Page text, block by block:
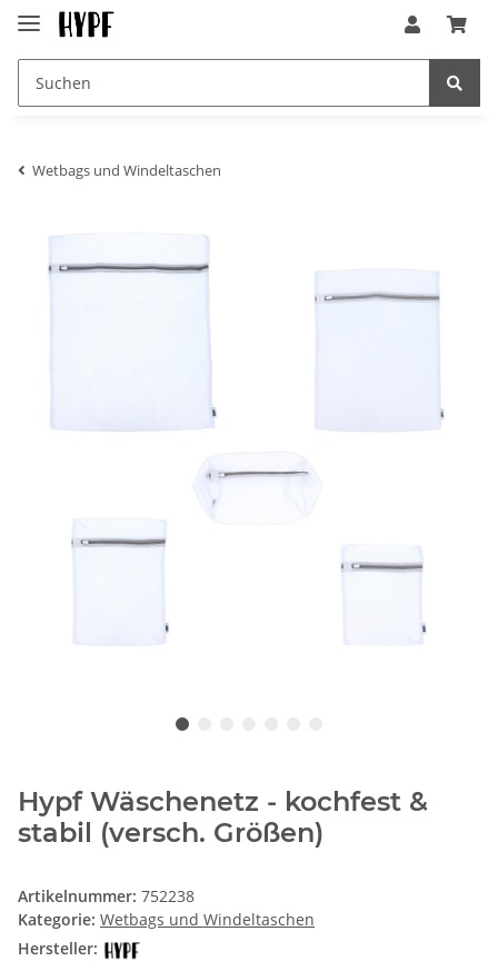
Wetbags und Windeltaschen
Hypf Wäschenetz - kochfest &
stabil (versch. Größen)
Artikelnummer: 752238
Kategorie: Wetbags und Windeltaschen
Hersteller: